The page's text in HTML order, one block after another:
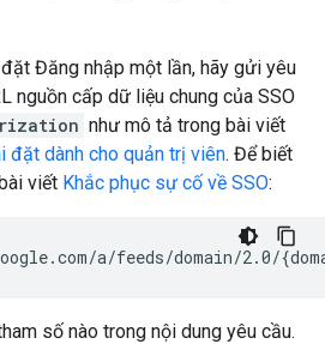
Đăng nhập một lần, hãy gửi yêu
nguồn cấp dữ liệu chung của SSO
như mô tả trong bài viết
đặt dành cho quản trị viên. Để biết
viết Khắc phục sự cố về SSO:
số nào trong nội dung yêu cầu.